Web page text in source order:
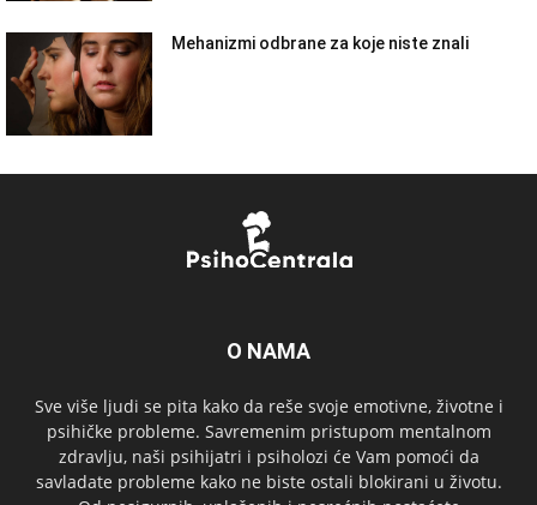
Mehanizmi odbrane za koje niste znali
O NAMA
Sve više ljudi se pita kako da reše svoje emotivne, životne i
psihičke probleme. Savremenim pristupom mentalnom
zdravlju, naši psihijatri i psiholozi će Vam pomoći da
savladate probleme kako ne biste ostali blokirani u životu.